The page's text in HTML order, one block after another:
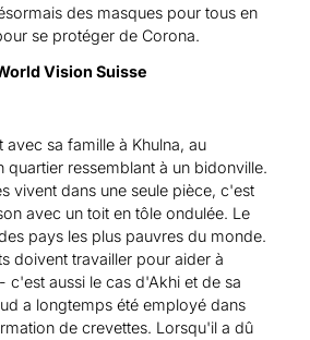
des masques pour tous en
se protéger de Corona.
Vision Suisse
avec sa famille à Khulna, au
quartier ressemblant à un bidonville.
vivent dans une seule pièce, c'est
avec un toit en tôle ondulée. Le
pays les plus pauvres du monde.
doivent travailler pour aider à
c'est aussi le cas d'Akhi et de sa
a longtemps été employé dans
de crevettes. Lorsqu'il a dû